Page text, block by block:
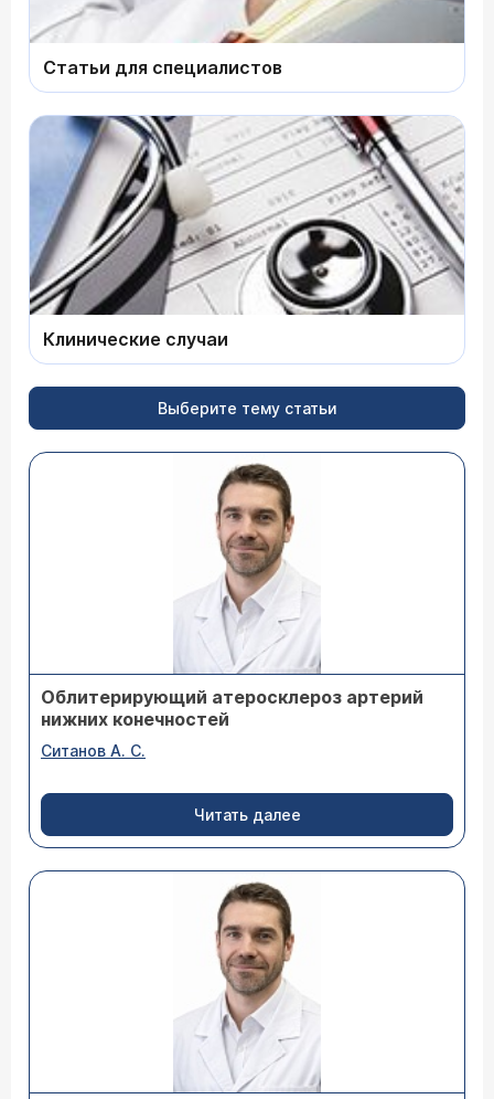
Статьи для специалистов
Клинические случаи
Выберите тему статьи
Облитерирующий атеросклероз артерий
нижних конечностей
Ситанов А. С.
Читать далее